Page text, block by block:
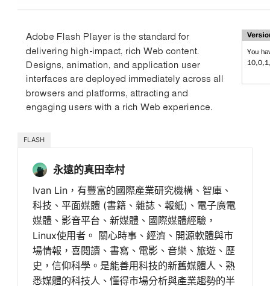
FLASH
永遠的真田幸村
Ivan Lin，有豐富的國際產業研究機構、智庫、
科技、平面媒體 (書籍、雜誌、報紙)、電子廣電
媒體、影音平台、新媒體、國際媒體經驗，
Linux使用者。 關心時事、經濟、開源軟體與市
場情報，喜閱讀、書寫、電影、音樂、旅遊、歷
史，信仰科學。是能善用科技的新舊媒體人、熟
悉媒體的科技人、懂得市場分析與產業趨勢的半